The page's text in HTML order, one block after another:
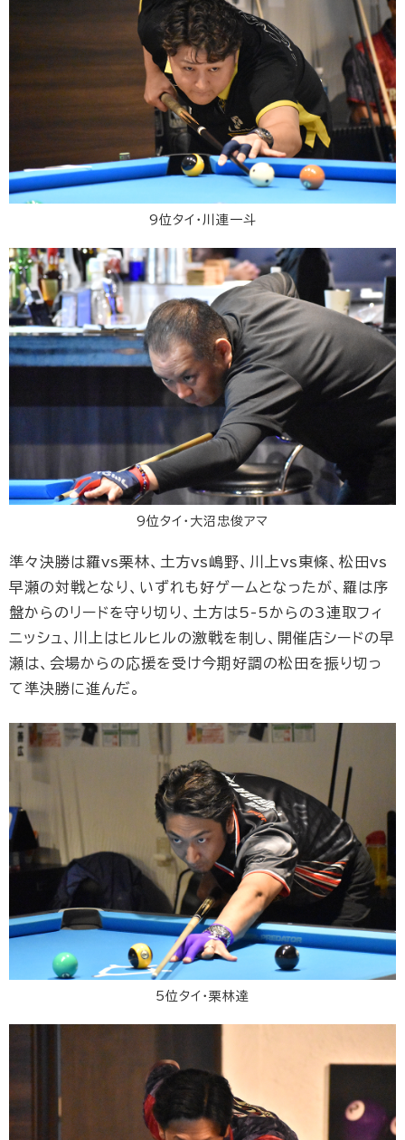
9位タイ・川連一斗
9位タイ・大沼忠俊アマ
準々決勝は羅vs栗林、土方vs嶋野、川上vs東條、松田vs
早瀬の対戦となり、いずれも好ゲームとなったが、羅は序
盤からのリードを守り切り、土方は5-5からの3連取フィ
ニッシュ、川上はヒルヒルの激戦を制し、開催店シードの早
瀬は、会場からの応援を受け今期好調の松田を振り切っ
て準決勝に進んだ。
5位タイ・栗林達